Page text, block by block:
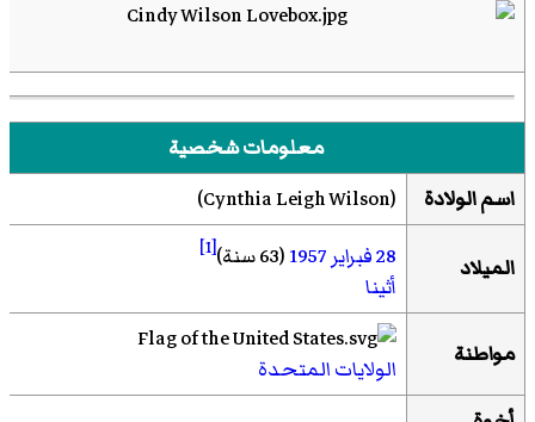
معلومات شخصية
اسم الولادة
(
Cynthia Leigh Wilson
)‏
الميلاد 28 فبراير 1957(63 سنة) [1]
أثينا
مواطنة
الولايات المتحدة